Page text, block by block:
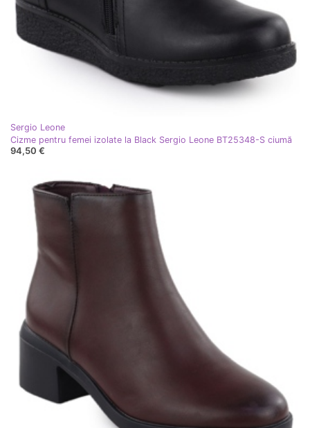
Sergio Leone
Cizme pentru femei izolate la Black Sergio Leone BT25348-S ciumă
94,50 €